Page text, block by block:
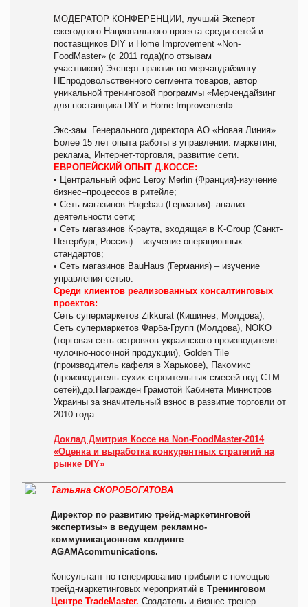
МОДЕРАТОР КОНФЕРЕНЦИИ, лучший Эксперт
ежегодного Национального проекта среди сетей и
поставщиков DIY и Home Improvement «Non-
FoodMaster» (с 2011 года)(по отзывам
участников).Эксперт-практик по мерчандайзингу
НЕпродовольственного сегмента товаров, автор
уникальной тренинговой программы «Мерчендайзинг
для поставщика DIY и Home Improvement»
Экс-зам. Генерального директора АО «Новая Линия»
Более 15 лет опыта работы в управлении: маркетинг,
реклама, Интернет-торговля, развитие сети.
ЕВРОПЕЙСКИЙ ОПЫТ Д.КОССЕ:
• Центральный офис Leroy Merlin (Франция)-изучение
бизнес–процессов в ритейле;
• Сеть магазинов Hagebau (Германия)- анализ
деятельности сети;
• Сеть магазинов К-раута, входящая в K-Group (Санкт-
Петербург, Россия) – изучение операционных
стандартов;
• Сеть магазинов BauHaus (Германия) – изучение
управления сетью.
Среди клиентов реализованных консалтинговых
проектов:
Сеть супермаркетов Zikkurat (Кишинев, Молдова),
Сеть супермаркетов Фарба-Групп (Молдова), NOKO
(торговая сеть островков украинского производителя
чулочно-носочной продукции), Golden Tile
(производитель кафеля в Харькове), Пакомикс
(производитель сухих строительных смесей под СТМ
сетей),др.Награжден Грамотой Кабинета Министров
Украины за значительный взнос в развитие торговли от
2010 года.
Доклад Дмитрия Коссе на Non-FoodMaster-2014
«Оценка и выработка конкурентных стратегий на
рынке DIY»
Татьяна СКОРОБОГАТОВА
Директор по развитию трейд-маркетинговой
экспертизы» в ведущем рекламно-
коммуникационном холдинге
AGAMAcommunications.
Консультант по генерированию прибыли с помощью
трейд-маркетинговых мероприятий в Тренинговом
Центре TradeMaster. Создатель и бизнес-тренер